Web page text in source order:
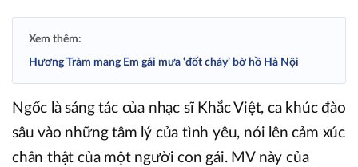
Xem thêm:
Hương Tràm mang Em gái mưa ‘đốt cháy’ bờ hồ Hà Nội
Ngốc là sáng tác của nhạc sĩ Khắc Việt, ca khúc đào
sâu vào những tâm lý của tình yêu, nói lên cảm xúc
chân thật của một người con gái. MV này của